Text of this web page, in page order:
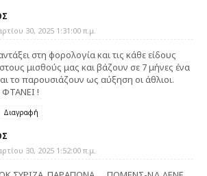
30, 2025 1:31:00 π.μ.
στη φορολογία και τις κάθε είδους
μισθούς μας και βάζουν σε 7 μήνες ένα
το παρουσιάζουν ως αύξηση οι άθλιοι.
!
Διαγραφή
30, 2025 1:52:00 π.μ.